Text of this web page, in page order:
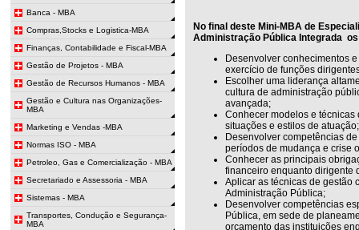
Banca - MBA
Compras,Stocks e Logistica-MBA
Finanças, Contabilidade e Fiscal-MBA
Gestão de Projetos - MBA
Gestão de Recursos Humanos - MBA
Gestão e Cultura nas Organizações-
MBA
Marketing e Vendas -MBA
Normas ISO - MBA
Petroleo, Gas e Comercialização - MBA
Secretariado e Assessoria - MBA
Sistemas - MBA
Transportes, Condução e Segurança-
MBA
No final deste Mini-MBA de
Administração Pública Integrada
Desenvolver conhecimentos
exercício de funções
Escolher uma liderança
cultura de administração
avançada;
Conhecer modelos e
situações e estilos de
Desenvolver competências
períodos de mudança e crise
Conhecer as principais
financeiro enquanto dirigente
Aplicar as técnicas de gestão
Administração Pública;
Desenvolver competências
Pública, em sede de
orçamento das instituições